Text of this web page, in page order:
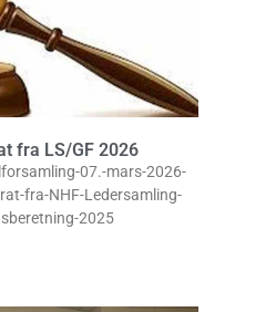
fra LS/GF 2026
07.-mars-2026-
fra-NHF-Ledersamling-
2025